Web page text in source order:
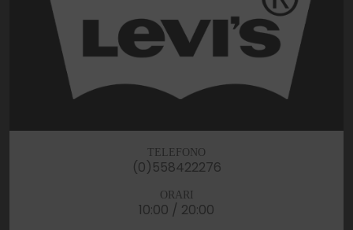
TELEFONO
(0)558422276
ORARI
10:00 / 20:00